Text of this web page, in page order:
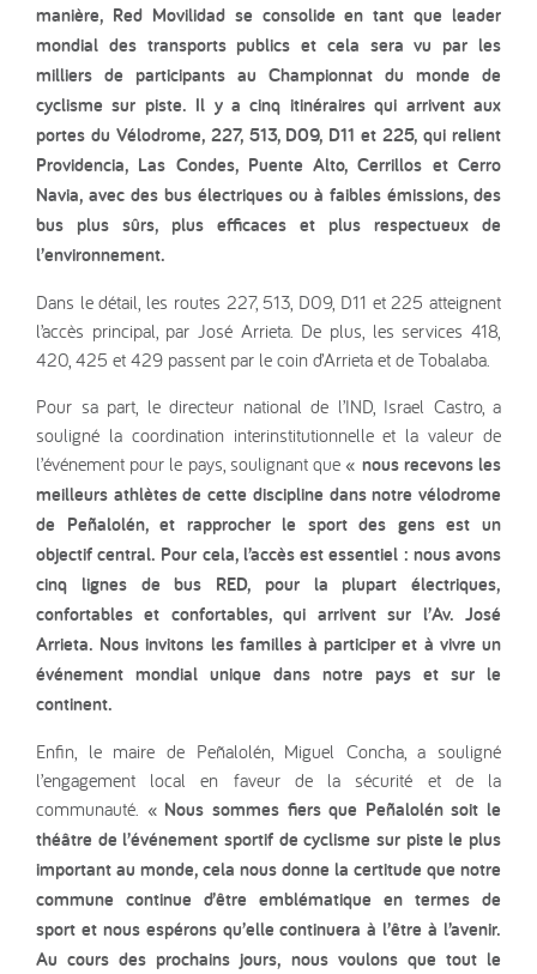
manière, Red Movilidad se consolide en tant que leader
mondial des transports publics et cela sera vu par les
milliers de participants au Championnat du monde de
cyclisme sur piste. Il y a cinq itinéraires qui arrivent aux
portes du Vélodrome, 227, 513, D09, D11 et 225, qui relient
Providencia, Las Condes, Puente Alto, Cerrillos et Cerro
Navia, avec des bus électriques ou à faibles émissions, des
bus plus sûrs, plus efficaces et plus respectueux de
l’environnement.
Dans le détail, les routes 227, 513, D09, D11 et 225 atteignent
l’accès principal, par José Arrieta. De plus, les services 418,
420, 425 et 429 passent par le coin d’Arrieta et de Tobalaba.
Pour sa part, le directeur national de l’IND, Israel Castro, a
souligné la coordination interinstitutionnelle et la valeur de
l’événement pour le pays, soulignant que« nous recevons les
meilleurs athlètes de cette discipline dans notre vélodrome
de Peñalolén, et rapprocher le sport des gens est un
objectif central. Pour cela, l’accès est essentiel : nous avons
cinq lignes de bus RED, pour la plupart électriques,
confortables et confortables, qui arrivent sur l’Av. José
Arrieta. Nous invitons les familles à participer et à vivre un
événement mondial unique dans notre pays et sur le
continent.
Enfin, le maire de Peñalolén, Miguel Concha, a souligné
l’engagement local en faveur de la sécurité et de la
communauté. « Nous sommes fiers que Peñalolén soit le
théâtre de l’événement sportif de cyclisme sur piste le plus
important au monde, cela nous donne la certitude que notre
commune continue d’être emblématique en termes de
sport et nous espérons qu’elle continuera à l’être à l’avenir.
Au cours des prochains jours, nous voulons que tout le